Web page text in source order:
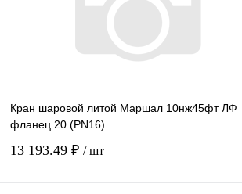
Кран шаровой литой Маршал 10нж45фт ЛФ
фланец 20 (PN16)
13 193.49 ₽ / шт